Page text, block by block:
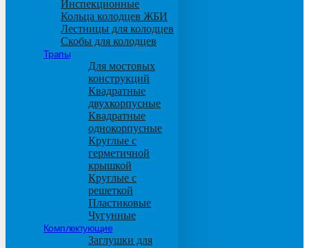
Инспекционные
Кольца колодцев ЖБИ
Лестницы для колодцев
Скобы для колодцев
Трапы
Для мостовых
конструкций
Квадратные
двухкорпусные
Квадратные
однокорпусные
Круглые с
герметичной
крышкой
Круглые с
решеткой
Пластиковые
Чугунные
Комплектующие
Заглушки для